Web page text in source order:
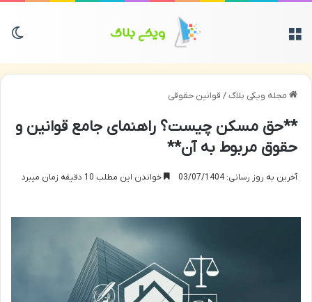
مجله ویکی بلاگ/ قوانین حقوقی
**حق مسکن چیست؟ راهنمای جامع قوانین و
حقوق مربوط به آن**
آخرین به روز رسانی: 03/07/1404 خواندن این مطلب 10 دقیقه زمان میبرد